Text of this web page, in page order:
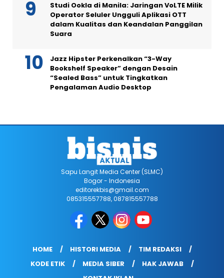
Studi Ookla di Manila: Jaringan VoLTE Milik
Operator Seluler Ungguli Aplikasi OTT
dalam Kualitas dan Keandalan Panggilan
Suara
Jazz Hipster Perkenalkan “3-Way
Bookshelf Speaker” dengan Desain
“Sealed Bass” untuk Tingkatkan
Pengalaman Audio Desktop
Sapu Langit Media Center (SLMC)
Bogor - Indonesia
editorekbis@gmail.com
085315557788, 087815557788
HOME HISTORI MEDIA
TIM REDAKSI
KODE ETIK
MEDIA SIBER
HAK JAWAB